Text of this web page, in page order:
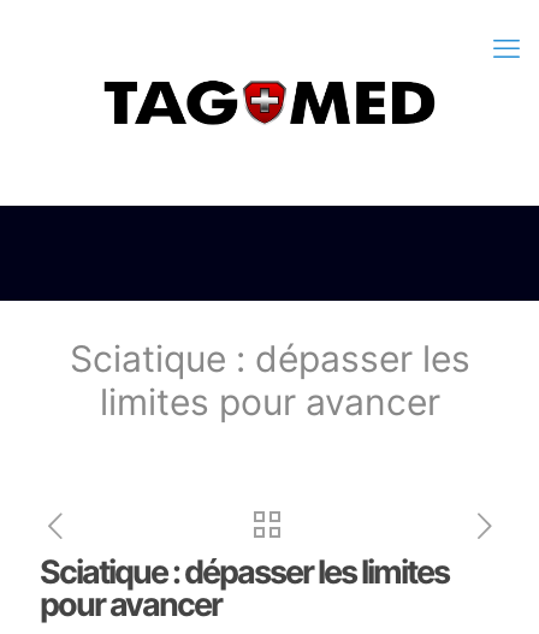
Sciatique : dépasser les
limites pour avancer
Sciatique : dépasser les limites
pour avancer